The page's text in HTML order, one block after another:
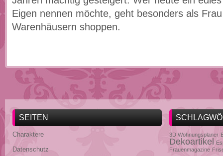
Eigen nennen möchte, geht besonders als
Warenhäusern shoppen.
SEITEN
Charaktere
Datenschutz
3D Wohnungsplaner
Dekoartikel
Frauenmagazine